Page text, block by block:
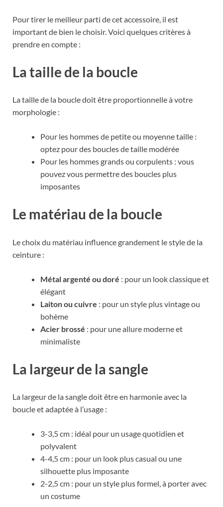
Pour tirer le meilleur parti de cet accessoire, il est
important de bien le choisir. Voici quelques critères à
prendre en compte :
La taille de la boucle
La taille de la boucle doit être proportionnelle à votre
morphologie :
Pour les hommes de petite ou moyenne taille :
optez pour des boucles de taille modérée
Pour les hommes grands ou corpulents : vous
pouvez vous permettre des boucles plus
imposantes
Le matériau de la boucle
Le choix du matériau influence grandement le style de la
ceinture :
Métal argenté ou doré : pour un look classique et
élégant
Laiton ou cuivre : pour un style plus vintage ou
bohème
Acier brossé : pour une allure moderne et
minimaliste
La largeur de la sangle
La largeur de la sangle doit être en harmonie avec la
boucle et adaptée à l’usage :
3-3,5 cm : idéal pour un usage quotidien et
polyvalent
4-4,5 cm : pour un look plus casual ou une
silhouette plus imposante
2-2,5 cm : pour un style plus formel, à porter avec
un costume